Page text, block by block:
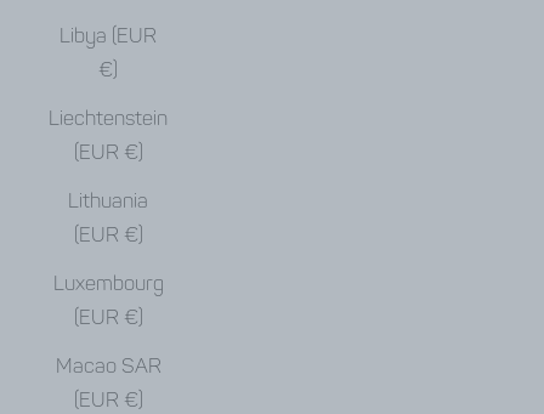
Libya (EUR
€)
Liechtenstein
(EUR €)
Lithuania
(EUR €)
Luxembourg
(EUR €)
Macao SAR
(EUR €)